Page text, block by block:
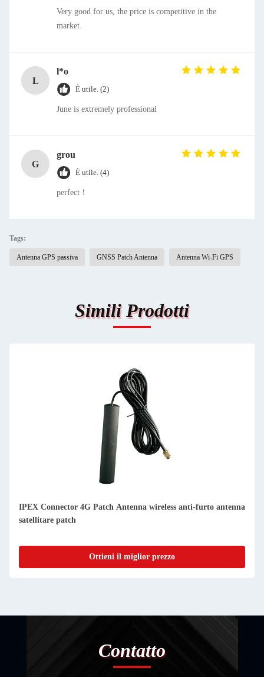
Very good for us, the price is competitive in the
market.
L
l*o
È utile. (2)
June is extremely professional
G
grou
È utile. (4)
perfect！
Tags:
Antenna GPS passiva GNSS Patch Antenna Antenna Wi-Fi GPS
Simili Prodotti
IPEX Connector 4G Patch Antenna wireless anti-furto antenna
satellitare patch
Ottieni il miglior prezzo
Contatto